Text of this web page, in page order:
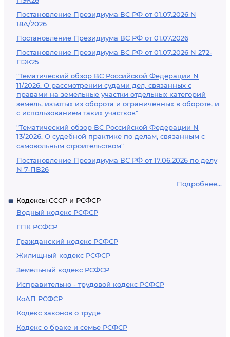
Постановление Президиума ВС РФ от 01.07.2026 N
18А/2026
Постановление Президиума ВС РФ от 01.07.2026
Постановление Президиума ВС РФ от 01.07.2026 N 272-
ПЭК25
"Тематический обзор ВС Российской Федерации N
11/2026. О рассмотрении судами дел, связанных с
правами на земельные участки отдельных категорий
земель, изъятых из оборота и ограниченных в обороте, и
с использованием таких участков"
"Тематический обзор ВС Российской Федерации N
13/2026. О судебной практике по делам, связанным с
самовольным строительством"
Постановление Президиума ВС РФ от 17.06.2026 по делу
N 7-ПВ26
Подробнее...
Кодексы СССР и РСФСР
Водный кодекс РСФСР
ГПК РСФСР
Гражданский кодекс РСФСР
Жилищный кодекс РСФСР
Земельный кодекс РСФСР
Исправительно - трудовой кодекс РСФСР
КоАП РСФСР
Кодекс законов о труде
Кодекс о браке и семье РСФСР